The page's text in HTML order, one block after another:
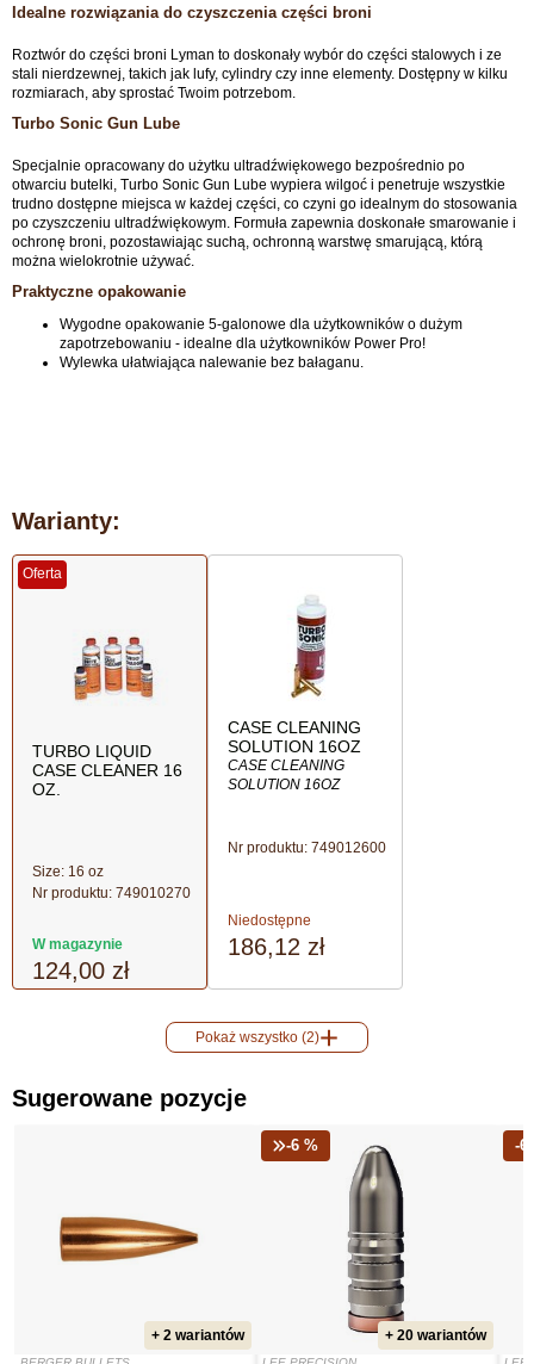
Idealne rozwiązania do czyszczenia części broni
Roztwór do części broni Lyman to doskonały wybór do części stalowych i ze
stali nierdzewnej, takich jak lufy, cylindry czy inne elementy. Dostępny w kilku
rozmiarach, aby sprostać Twoim potrzebom.
Turbo Sonic Gun Lube
Specjalnie opracowany do użytku ultradźwiękowego bezpośrednio po
otwarciu butelki, Turbo Sonic Gun Lube wypiera wilgoć i penetruje wszystkie
trudno dostępne miejsca w każdej części, co czyni go idealnym do stosowania
po czyszczeniu ultradźwiękowym. Formuła zapewnia doskonałe smarowanie i
ochronę broni, pozostawiając suchą, ochronną warstwę smarującą, którą
można wielokrotnie używać.
Praktyczne opakowanie
Wygodne opakowanie 5-galonowe dla użytkowników o dużym
zapotrzebowaniu - idealne dla użytkowników Power Pro!
Wylewka ułatwiająca nalewanie bez bałaganu.
Warianty:
Oferta
TURBO LIQUID
CASE CLEANER 16
OZ.
Size: 16 oz
Nr produktu: 749010270
W magazynie
124,00 zł
CASE CLEANING
SOLUTION 16OZ
CASE CLEANING
SOLUTION 16OZ
Nr produktu: 749012600
Niedostępne
186,12 zł
Pokaż wszystko (2)
Sugerowane pozycje
+ 2 wariantów
-6 %
+ 20 wariantów
-6